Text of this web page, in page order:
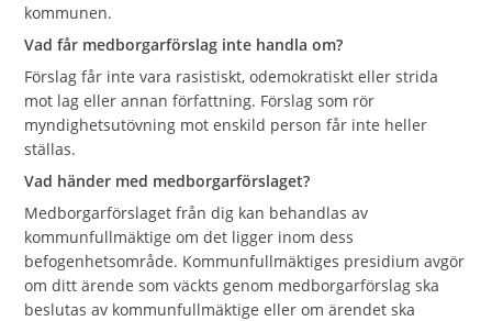
kommunen.
Vad får medborgarförslag inte handla om?
Förslag får inte vara rasistiskt, odemokratiskt eller strida
mot lag eller annan författning. Förslag som rör
myndighetsutövning mot enskild person får inte heller
ställas.
Vad händer med medborgarförslaget?
Medborgarförslaget från dig kan behandlas av
kommunfullmäktige om det ligger inom dess
befogenhetsområde. Kommunfullmäktiges presidium avgör
om ditt ärende som väckts genom medborgarförslag ska
beslutas av kommunfullmäktige eller om ärendet ska